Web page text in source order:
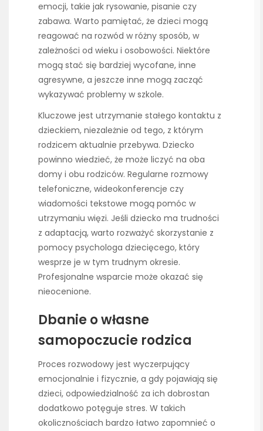
emocji, takie jak rysowanie, pisanie czy
zabawa. Warto pamiętać, że dzieci mogą
reagować na rozwód w różny sposób, w
zależności od wieku i osobowości. Niektóre
mogą stać się bardziej wycofane, inne
agresywne, a jeszcze inne mogą zacząć
wykazywać problemy w szkole.
Kluczowe jest utrzymanie stałego kontaktu z
dzieckiem, niezależnie od tego, z którym
rodzicem aktualnie przebywa. Dziecko
powinno wiedzieć, że może liczyć na oba
domy i obu rodziców. Regularne rozmowy
telefoniczne, wideokonferencje czy
wiadomości tekstowe mogą pomóc w
utrzymaniu więzi. Jeśli dziecko ma trudności
z adaptacją, warto rozważyć skorzystanie z
pomocy psychologa dziecięcego, który
wesprze je w tym trudnym okresie.
Profesjonalne wsparcie może okazać się
nieocenione.
Dbanie o własne
samopoczucie rodzica
Proces rozwodowy jest wyczerpujący
emocjonalnie i fizycznie, a gdy pojawiają się
dzieci, odpowiedzialność za ich dobrostan
dodatkowo potęguje stres. W takich
okolicznościach bardzo łatwo zapomnieć o